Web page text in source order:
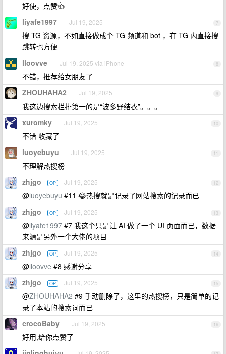
好使，点赞👍
7
liyafe1997 Jul 19, 2025
搜 TG 资源，不如直接做成个 TG 频道和 bot ，在 TG 内直接搜
跳转也方便
8
lloovve Jul 19, 2025 via iPhone
不错，推荐给女朋友了
9
ZHOUHAHA2 Jul 19, 2025
我这边搜索栏排第一的是“波多野结衣”。。。
10
xuromky Jul 19, 2025
不错 收藏了
11
luoyebuyu Jul 19, 2025
不理解热搜榜
12
zhjgo OP Jul 19, 2025
@luoyebuyu #11 😂热搜就是记录了网站搜索的记录而已
13
zhjgo OP Jul 19, 2025
@liyafe1997 #7 我这个只是让 AI 做了一个 UI 页面而已，数据
来源是另外一个大佬的项目
14
zhjgo OP Jul 19, 2025
@lloovve #8 感谢分享
15
zhjgo OP Jul 19, 2025
@ZHOUHAHA2 #9 手动删除了，这里的热搜榜，只是简单的记
录了本站的搜索词而已
16
crocoBaby Jul 19, 2025
好用,给你点赞了